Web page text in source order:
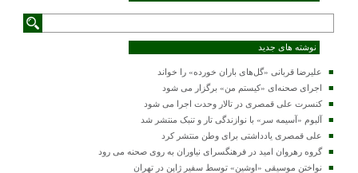
نوشته های جدید
علیرضا قربانی «گل‌های باران خورده» را خواند
اجرای صحنه‌ای «کیستم من» برگزار می شود
کنسرت علی قمصری در تالار وحدت اجرا می شود
آلبوم «آسیمه سر» با نوازندگی تار و تنبک منتشر شد
علی قمصری یادداشتی برای وطن منتشر کرد
گروه رهروان امید در فرهنگسرای نیاوران به روی صحنه می رود
نواختن موسیقی «اوشین» توسط سفیر ژاپن در تهران